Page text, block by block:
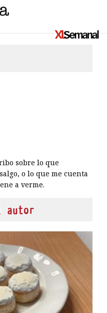
sobre lo que
o lo que me cuenta
a verme.
autor